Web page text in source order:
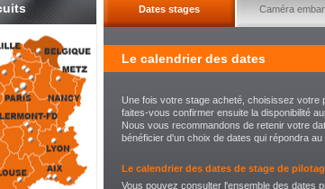
Dates stages Caméra
Le calendrier des dates
Une fois votre stage acheté, choisissez votre
faites-vous confirmer ensuite la disponibilité
Nous vous recommandons de retenir votre
bénéficier d'un choix de dates qui répondra
Le calendrier des dates de stage de
Vous pouvez consulter l'ensemble des dates